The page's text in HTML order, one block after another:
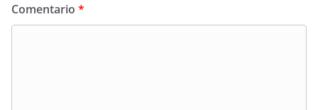
Comentario *